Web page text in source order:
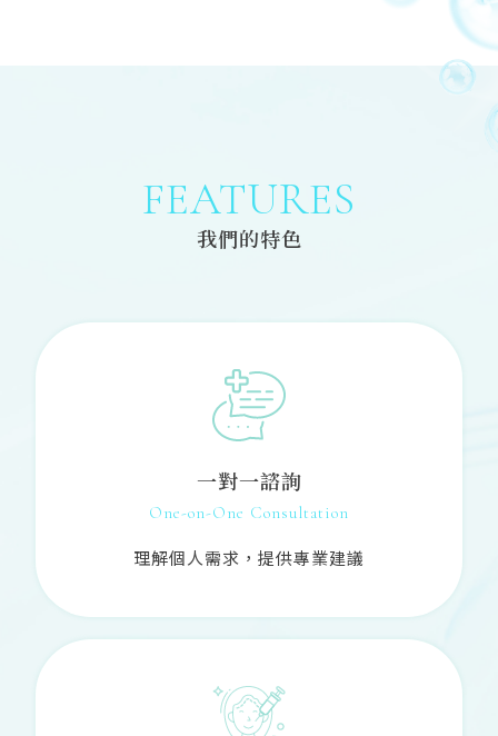
FEATURES
我們的特色
一對一諮詢
One-on-One Consultation
理解個人需求，提供專業建議